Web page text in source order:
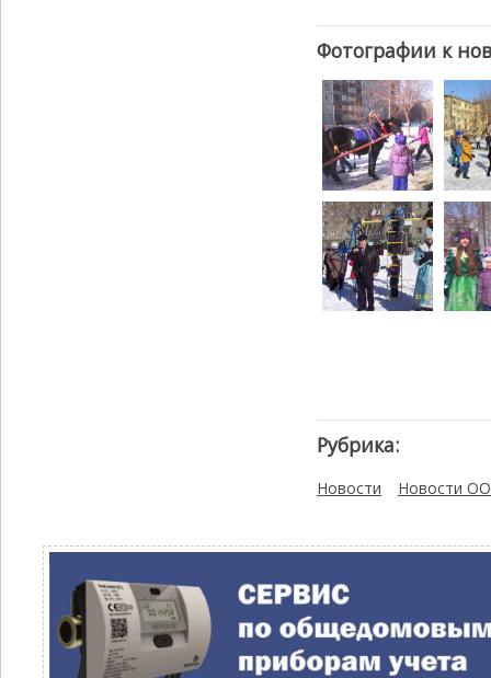
Фотографии к
Рубрика:
Новости Новости